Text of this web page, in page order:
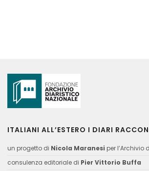
ITALIANI ALL’ESTERO I DIARI
un progetto di Nicola Maranesi per
consulenza editoriale di Pier Vittorio Buffa